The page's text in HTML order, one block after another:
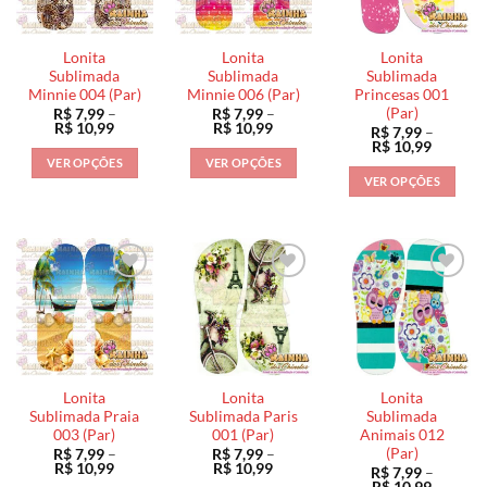
podem
ser
escolhidas
na
página
do
produto
podem
ser
escolhidas
na
página
do
produto
podem
ser
escolhidas
na
página
do
produto
Lonita
Sublimada
Minnie 004 (Par)
R$7,99 –
R$ 10,99Faixa
preço:
R$ 7,99
através
VER OPÇÕES
várias
variantes.
As
opções
podem
ser
escolhidas
na
página
do
Lonita
Sublimada
Minnie 006 (Par)
R$7,99 –
R$ 10,99Faixa
preço:
R$ 7,99
através
VER OPÇÕES
várias
variantes.
As
opções
podem
ser
escolhidas
na
página
do
Lonita
Sublimada
Princesas 001
(Par)
R$7,99 –
R$ 10,99Faixa
preço:
R$ 7,99
através
VER OPÇÕES
tem
várias
variantes.
As
opções
podem
ser
escolhidas
na
página
do
Lonita
Sublimada Praia
003 (Par)
R$7,99 –
R$ 10,99Faixa
Lonita
Sublimada Paris
001 (Par)
R$7,99 –
R$ 10,99Faixa
Lonita
Sublimada
Animais 012
(Par)
R$7,99 –